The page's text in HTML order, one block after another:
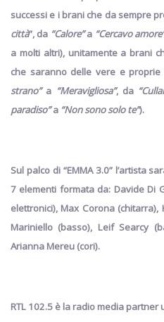
successi e i brani che da sempre
città”, da “Calore”a “Cercavo
a molti altri), unitamente a brani
che saranno delle vere e proprie
strano”a “Meravigliosa”, da
paradiso”a “Non sono solo te”).
Sul palco di “EMMA 3.0” l’artista
7 elementi formata da: Davide Di
elettronici), Max Corona (chitarra),
Mariniello (basso), Leif Searcy
Arianna Mereu (cori).
RTL 102.5 è la radio media partner